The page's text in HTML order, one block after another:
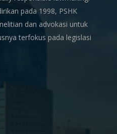
pada 1998, PSHK
dan advokasi untuk
terfokus pada legislasi